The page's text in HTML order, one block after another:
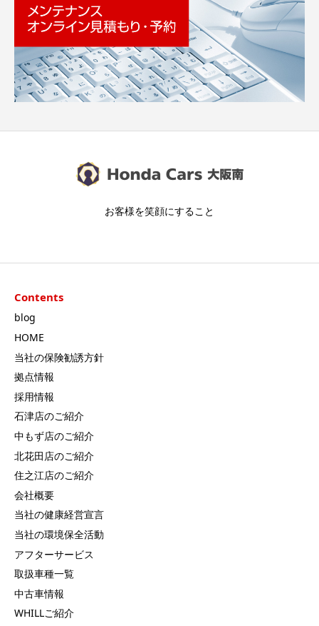
お客様を笑顔にすること
Contents
blog
HOME
当社の保険勧誘方針
拠点情報
採用情報
石津店のご紹介
中もず店のご紹介
北花田店のご紹介
住之江店のご紹介
会社概要
当社の健康経営宣言
当社の環境保全活動
アフターサービス
取扱車種一覧
中古車情報
WHILLご紹介